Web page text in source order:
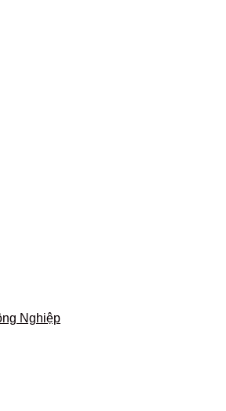
Nghiệp